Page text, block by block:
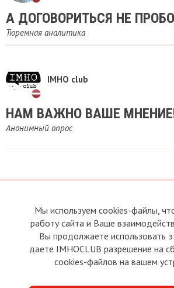
А ДОГОВОРИТЬСЯ НЕ
Тюремная аналитика
IMHO club
​НАМ ВАЖНО ВАШЕ
Анонимный опрос
О сайте
Условия пользования
Политика конфиденциальности
Прямая
Прямая
Реклама
Контакты
Мы используем cookies-файлы,
работу сайта и Ваше
Вы продолжаете использовать
даете IMHOCLUB разрешение на
cookies-файлов на вашем